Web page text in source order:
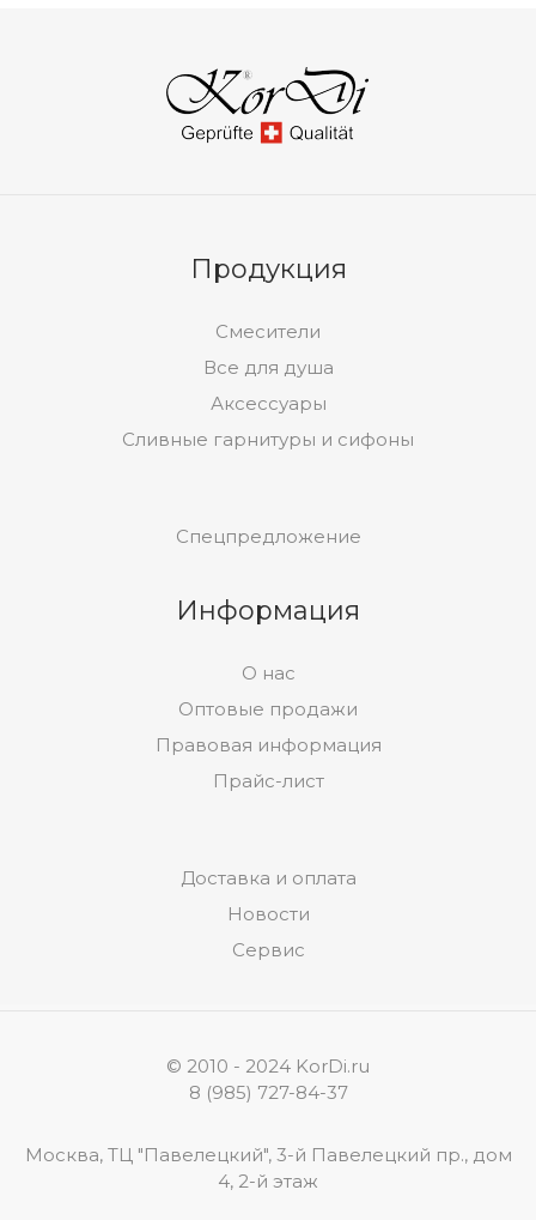
Продукция
Смесители
Все для душа
Аксессуары
Сливные гарнитуры и сифоны
Спецпредложение
Информация
О нас
Оптовые продажи
Правовая информация
Прайс-лист
Доставка и оплата
Новости
Сервис
© 2010 - 2024 KorDi.ru
8 (985) 727-84-37
Москва, ТЦ "Павелецкий", 3-й Павелецкий пр., дом
4, 2-й этаж